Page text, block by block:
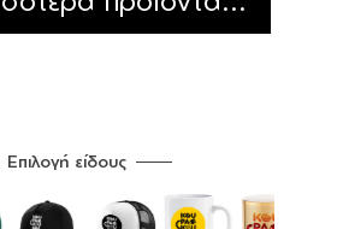
Επιλογή είδους